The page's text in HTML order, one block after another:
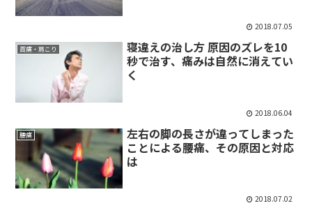
2018.07.05
首痛・肩こり
寝違えの治し方 原因のズレを10
秒で治す、痛みは自然に消えてい
く
2018.06.04
腰痛
左右の脚の長さが違ってしまった
ことによる腰痛、その原因と対応
は
2018.07.02